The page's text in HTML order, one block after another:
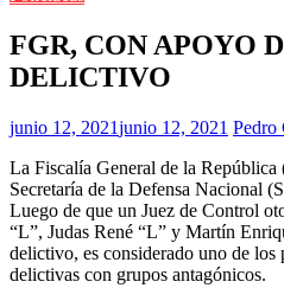
FGR, CON APOYO
DELICTIVO
junio 12, 2021junio 12, 2021 Pedro
La Fiscalía General de la
Secretaría de la Defensa Nacional
Luego de que un Juez de Control
“L”, Judas René “L” y Martín
delictivo, es considerado uno de los
delictivas con grupos antagónicos.